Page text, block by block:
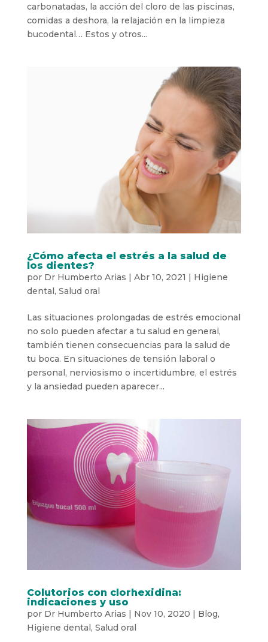
carbonatadas, la acción del cloro de las piscinas,
comidas a deshora, la relajación en la limpieza
bucodental… Estos y otros...
¿Cómo afecta el estrés a la salud de
los dientes?
por Dr Humberto Arias | Abr 10, 2021 | Higiene
dental, Salud oral
Las situaciones prolongadas de estrés emocional
no solo pueden afectar a tu salud en general,
también tienen consecuencias para la salud de
tu boca. En situaciones de tensión laboral o
personal, nerviosismo o incertidumbre, el estrés
y la ansiedad pueden aparecer...
Colutorios con clorhexidina:
indicaciones y uso
por Dr Humberto Arias | Nov 10, 2020 | Blog,
Higiene dental, Salud oral